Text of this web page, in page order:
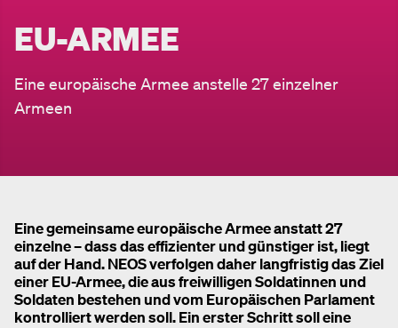
EU-ARMEE
Eine europäische Armee anstelle 27 einzelner
Armeen
Eine gemeinsame europäische Armee anstatt 27
einzelne – dass das effizienter und günstiger ist, liegt
auf der Hand. NEOS verfolgen daher langfristig das Ziel
einer EU-Armee, die aus freiwilligen Soldatinnen und
Soldaten bestehen und vom Europäischen Parlament
kontrolliert werden soll. Ein erster Schritt soll eine